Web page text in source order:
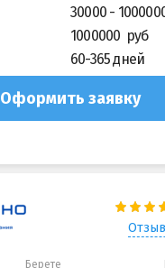
30000 -
1000000
60-365 дней
Оформить заявку
Берете